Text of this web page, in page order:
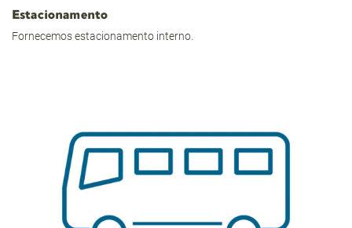
Estacionamento
Fornecemos estacionamento interno.